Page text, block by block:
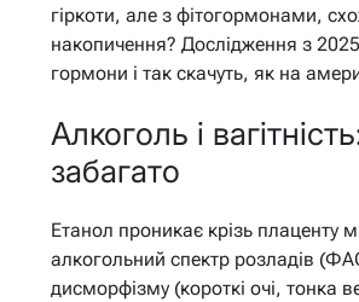
гіркоти, але з фітогормонами,
накопичення? Дослідження з
гормони і так скачуть, як на
Алкоголь і
забагато
Етанол проникає крізь плаценту
алкогольний спектр розладів
дисморфізму (короткі очі, тонка